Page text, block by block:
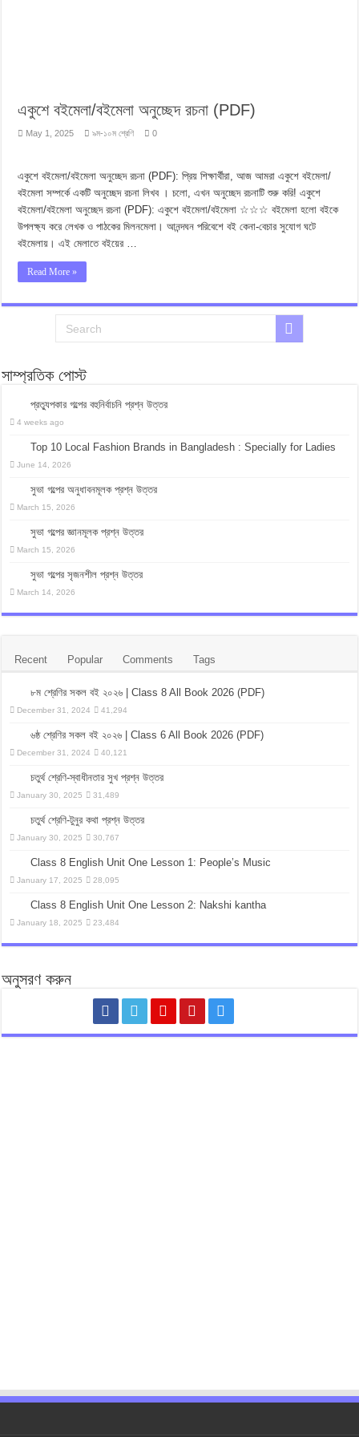
একুশে বইমেলা/বইমেলা অনুচ্ছেদ রচনা (PDF)
May 1, 2025 ৯ম-১০ম শ্রেণি 0
একুশে বইমেলা/বইমেলা অনুচ্ছেদ রচনা (PDF): প্রিয় শিক্ষার্থীরা, আজ আমরা একুশে বইমেলা/
বইমেলা সম্পর্কে একটি অনুচ্ছেদ রচনা লিখব । চলো, এখন অনুচ্ছেদ রচনাটি শুরু করি! একুশে
বইমেলা/বইমেলা অনুচ্ছেদ রচনা (PDF): একুশে বইমেলা/বইমেলা ☆☆☆ বইমেলা হলো বইকে
উপলক্ষ্য করে লেখক ও পাঠকের মিলনমেলা। আনন্দঘন পরিবেশে বই কেনা-বেচার সুযোগ ঘটে
বইমেলায়। এই মেলাতে বইয়ের …
Read More »
সাম্প্রতিক পোস্ট
প্রত্যুপকার গল্পের বহুনির্বাচনি প্রশ্ন উত্তর
4 weeks ago
Top 10 Local Fashion Brands in Bangladesh : Specially for Ladies
June 14, 2026
সুভা গল্পের অনুধাবনমূলক প্রশ্ন উত্তর
March 15, 2026
সুভা গল্পের জ্ঞানমূলক প্রশ্ন উত্তর
March 15, 2026
সুভা গল্পের সৃজনশীল প্রশ্ন উত্তর
March 14, 2026
Recent Popular Comments Tags
৮ম শ্রেণির সকল বই ২০২৬ | Class 8 All Book 2026 (PDF)
December 31, 2024 41,294
৬ষ্ঠ শ্রেণির সকল বই ২০২৬ | Class 6 All Book 2026 (PDF)
December 31, 2024 40,121
চতুর্থ শ্রেণি-স্বাধীনতার সুখ প্রশ্ন উত্তর
January 30, 2025 31,489
চতুর্থ শ্রেণি-টুনুর কথা প্রশ্ন উত্তর
January 30, 2025 30,767
Class 8 English Unit One Lesson 1: People’s Music
January 17, 2025 28,095
Class 8 English Unit One Lesson 2: Nakshi kantha
January 18, 2025 23,484
অনুসরণ করুন